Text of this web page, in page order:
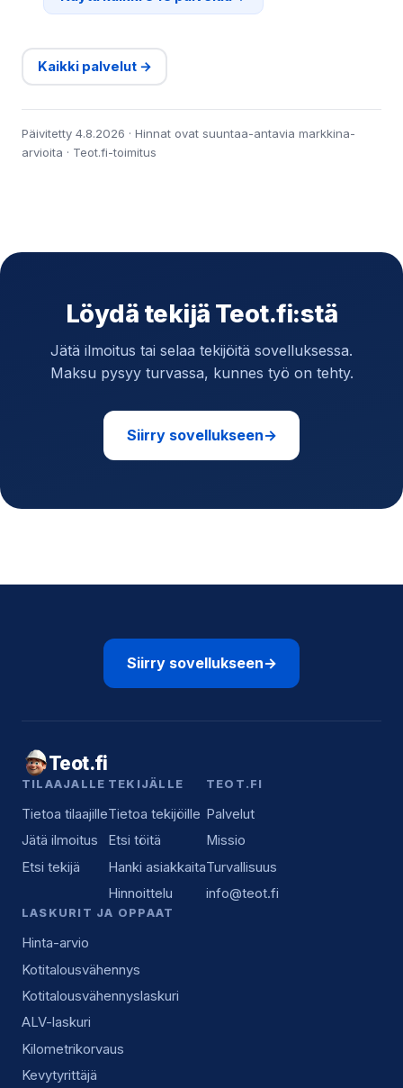
Kaikki palvelut →
Päivitetty 4.8.2026 · Hinnat ovat suuntaa-antavia markkina-
arvioita · Teot.fi-toimitus
Löydä tekijä Teot.fi:stä
Jätä ilmoitus tai selaa tekijöitä sovelluksessa.
Maksu pysyy turvassa, kunnes työ on tehty.
Siirry sovellukseen→
Siirry sovellukseen→
Teot.fi
TILAAJALLE
Tietoa tilaajille
Jätä ilmoitus
Etsi tekijä
TEKIJÄLLE
Tietoa tekijöille
Etsi töitä
Hanki asiakkaita
Hinnoittelu
TEOT.FI
Palvelut
Missio
Turvallisuus
info@teot.fi
LASKURIT JA OPPAAT
Hinta-arvio
Kotitalousvähennys
Kotitalousvähennyslaskuri
ALV-laskuri
Kilometrikorvaus
Kevytyrittäjä